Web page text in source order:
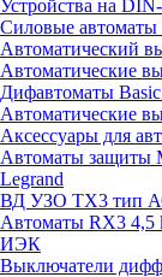
Устройства на
Силовые автоматы
Автоматический
Автоматические
Дифавтоматы
Автоматические
Аксессуары для
Автоматы защиты
Legrand
ВД УЗО TX3 тип
Автоматы RX3 4,5
ИЭК
Выключатели